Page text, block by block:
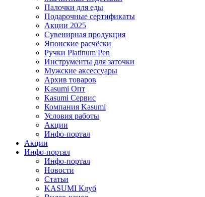
Палочки для еды
Подарочные сертификаты
Акции 2025
Сувенирная продукция
Японские расчёски
Ручки Platinum Pen
Инструменты для заточки
Мужские аксессуары
Архив товаров
Kasumi Опт
Кasumi Сервис
Компания Kasumi
Условия работы
Акции
Инфо-портал
Акции
Инфо-портал
Инфо-портал
Новости
Статьи
KASUMI Клуб